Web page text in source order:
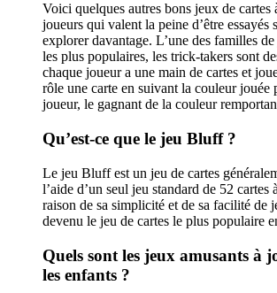
Voici quelques autres bons jeux de cartes
joueurs qui valent la peine d’être essayés
explorer davantage. L’une des familles
les plus populaires, les trick-takers sont
chaque joueur a une main de cartes et
rôle une carte en suivant la couleur jouée
joueur, le gagnant de la couleur
Qu’est-ce que le jeu Bluff ?
Le jeu Bluff est un jeu de cartes
l’aide d’un seul jeu standard de 52 cartes
raison de sa simplicité et de sa facilité de
devenu le jeu de cartes le plus populaire
Quels sont les jeux amusants à
les enfants ?